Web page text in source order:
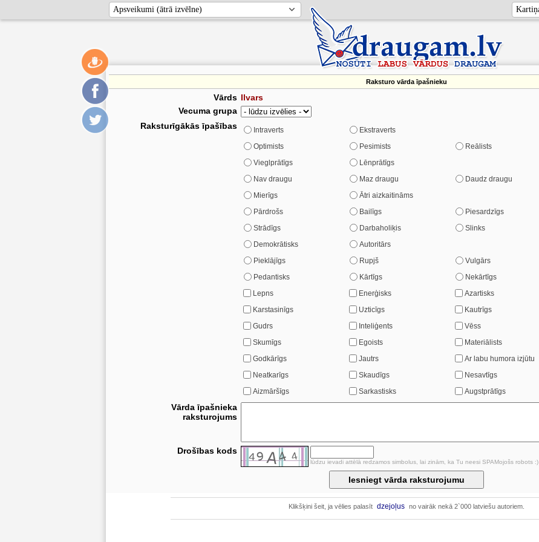
Raksturo vārda īpašnieku
Vārds Ilvars
Vecuma grupa
Raksturīgākās īpašības
Intraverts
Ekstraverts
Optimists
Pesimists
Reālists
Vieglprātīgs
Lēnprātīgs
Nav draugu
Maz draugu
Daudz draugu
Mierīgs
Ātri aizkaitināms
Pārdrošs
Bailīgs Piesardzīgs
Strādīgs
Darbaholiķis
Slinks
Demokrātisks
Autoritārs
Pieklājīgs
Rupjš
Vulgārs
Pedantisks
Kārtīgs Nekārtīgs
Lepns
Enerģisks Azartisks
Karstasinīgs
Uzticīgs Kautrīgs
Gudrs
Inteliģents Vēss
Skumīgs
Egoists Materiālists
Godkārīgs
Jautrs Ar labu humora izjūtu
Neatkarīgs
Skaudīgs Nesavtīgs
Aizmāršīgs
Sarkastisks Augstprātīgs
Vārda īpašnieka
raksturojums
Drošības kods
lūdzu ievadi attēlā redzamos simbolus, lai zinām, ka Tu neesi SPAMojošs robots :)
Klikšķini šeit, ja vēlies palasīt dzejoļus no vairāk nekā 2`000 latviešu autoriem.